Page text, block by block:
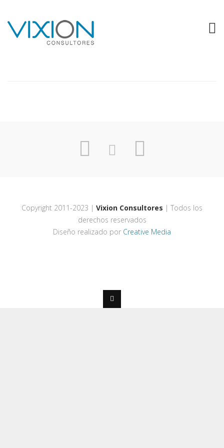
COMERI
Copyright 2011-2023 | Vixion Consultores | Todos los
derechos reservados
Diseño realizado por Creative Media